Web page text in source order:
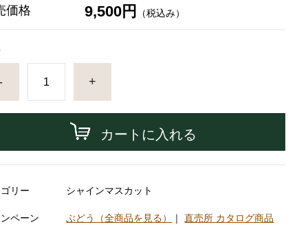
価格 9,500円 （税込み）
+
カートに入れる
リー シャインマスカット
ペーン ぶどう（全商品を見る） ｜直売所 カタログ商品